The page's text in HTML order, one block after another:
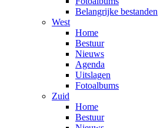
Belangrijke bestanden
West
Home
Bestuur
Nieuws
Agenda
Uitslagen
Fotoalbums
Zuid
Home
Bestuur